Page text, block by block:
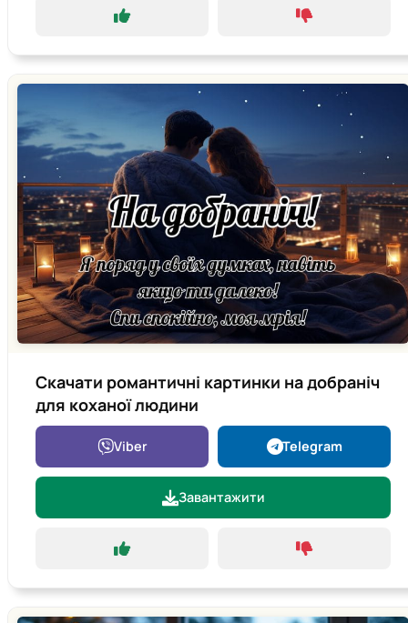
Скачати романтичні картинки на добраніч
для коханої людини
Viber Telegram
Завантажити